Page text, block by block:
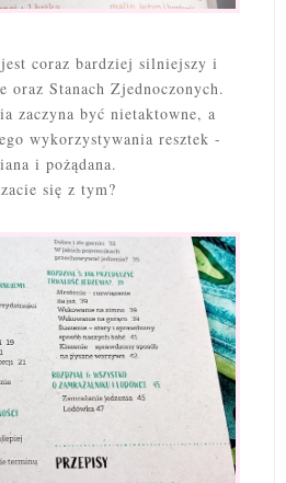
jest coraz bardziej silniejszy i
oraz Stanach Zjednoczonych.
zaczyna być nietaktowne, a
wykorzystywania resztek -
i pożądana.
się z tym?